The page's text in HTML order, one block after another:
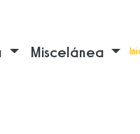
Miscelánea